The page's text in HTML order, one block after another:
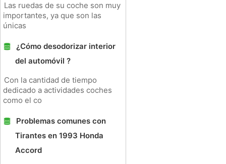
Las ruedas de su coche son muy
importantes, ya que son las
únicas
¿Cómo desodorizar interior
del automóvil ?
Con la cantidad de tiempo
dedicado a actividades coches
como el co
Problemas comunes con
Tirantes en 1993 Honda
Accord